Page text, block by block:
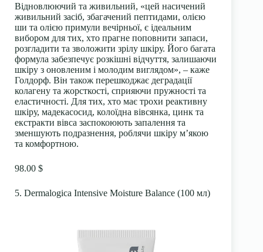
Відновлюючий та живильний, «цей насичений
живильний засіб, збагачений пептидами, олією
ши та олією примули вечірньої, є ідеальним
вибором для тих, хто прагне поповнити запаси,
розгладити та зволожити зрілу шкіру. Його багата
формула забезпечує розкішні відчуття, залишаючи
шкіру з оновленим і молодим виглядом», – каже
Голдорф. Він також перешкоджає деградації
колагену та жорсткості, сприяючи пружності та
еластичності. Для тих, хто має трохи реактивну
шкіру, мадекасосид, колоїдна вівсянка, цинк та
екстракти вівса заспокоюють запалення та
зменшують подразнення, роблячи шкіру м’якою
та комфортною.
98.00 $
5. Dermalogica Intensive Moisture Balance (100 мл)